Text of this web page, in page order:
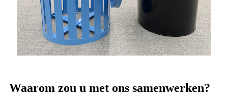
Waarom zou u met ons samenwerken?